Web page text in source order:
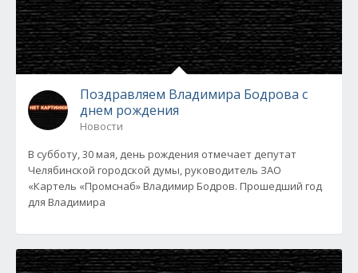
Поздравляем Владимира Бодрова с
днем рождения
Новости
В субботу, 30 мая, день рождения отмечает депутат
Челябинской городской думы, руководитель ЗАО
«Картель «Промснаб» Владимир Бодров. Прошедший год
для Владимира